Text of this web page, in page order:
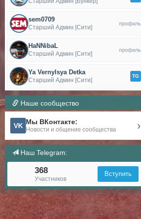
sem0709
Старший Админ [Сити]
профиль
HaNNibaL
Старший Админ [Сити]
профиль
Ya Vernylsya Detka
Старший Админ [Сити]
TG
Наше сообщество
VK Мы ВКонтакте:
Новости и общение сообщества ›
Наш Telegram:
368
Участников
Вступить